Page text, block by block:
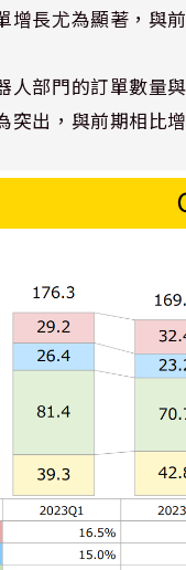
增長尤為顯著，與
人部門的訂單數量
突出，與前期相比